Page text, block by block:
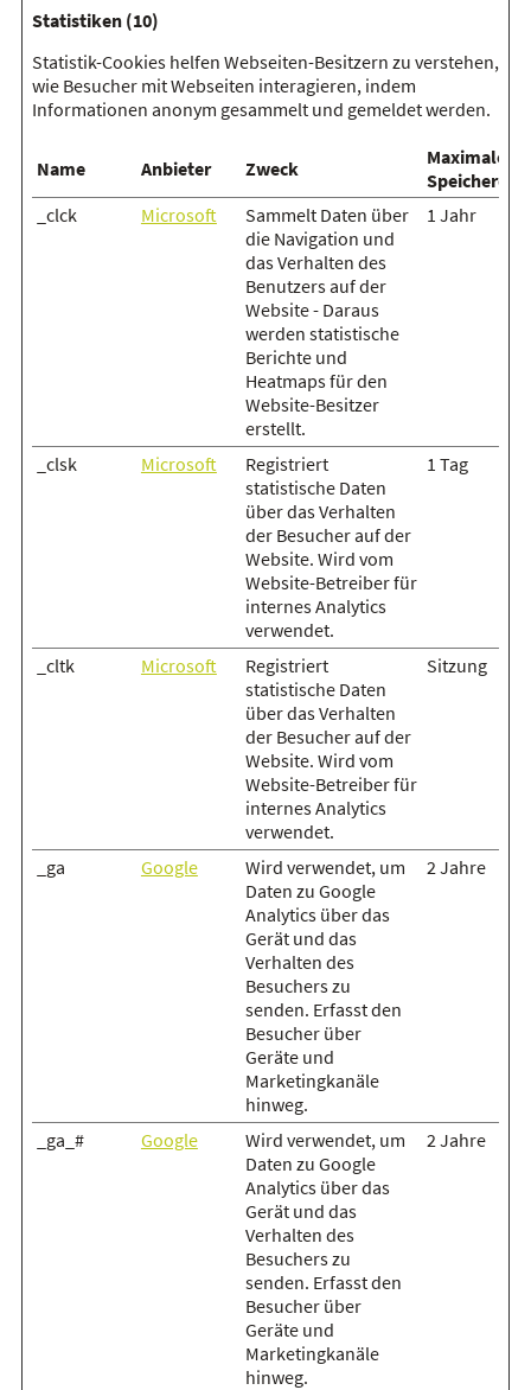
Statistiken (10)
Statistik-Cookies helfen Webseiten-Besitzern zu verstehen,
wie Besucher mit Webseiten interagieren, indem
Informationen anonym gesammelt und gemeldet werden.
Name Anbieter Zweck
Maximale
_clck
Microsoft
Sammelt Daten über
die Navigation und
das Verhalten des
Benutzers auf der
Website - Daraus
werden statistische
Berichte und
Heatmaps für den
Website-Besitzer
erstellt.
1 Jahr
_clsk Microsoft
Registriert
statistische Daten
über das Verhalten
der Besucher auf der
Website. Wird vom
Website-Betreiber für
internes Analytics
verwendet.
1 Tag
_cltk Microsoft
Registriert
statistische Daten
über das Verhalten
der Besucher auf der
Website. Wird vom
Website-Betreiber für
internes Analytics
verwendet.
Sitzung
_ga Google
Wird verwendet, um
Daten zu Google
Analytics über das
Gerät und das
Verhalten des
Besuchers zu
senden. Erfasst den
Besucher über
Geräte und
Marketingkanäle
hinweg.
2 Jahre
_ga_# Google
Wird verwendet, um
Daten zu Google
Analytics über das
Gerät und das
Verhalten des
Besuchers zu
senden. Erfasst den
Besucher über
Geräte und
Marketingkanäle
hinweg.
2 Jahre